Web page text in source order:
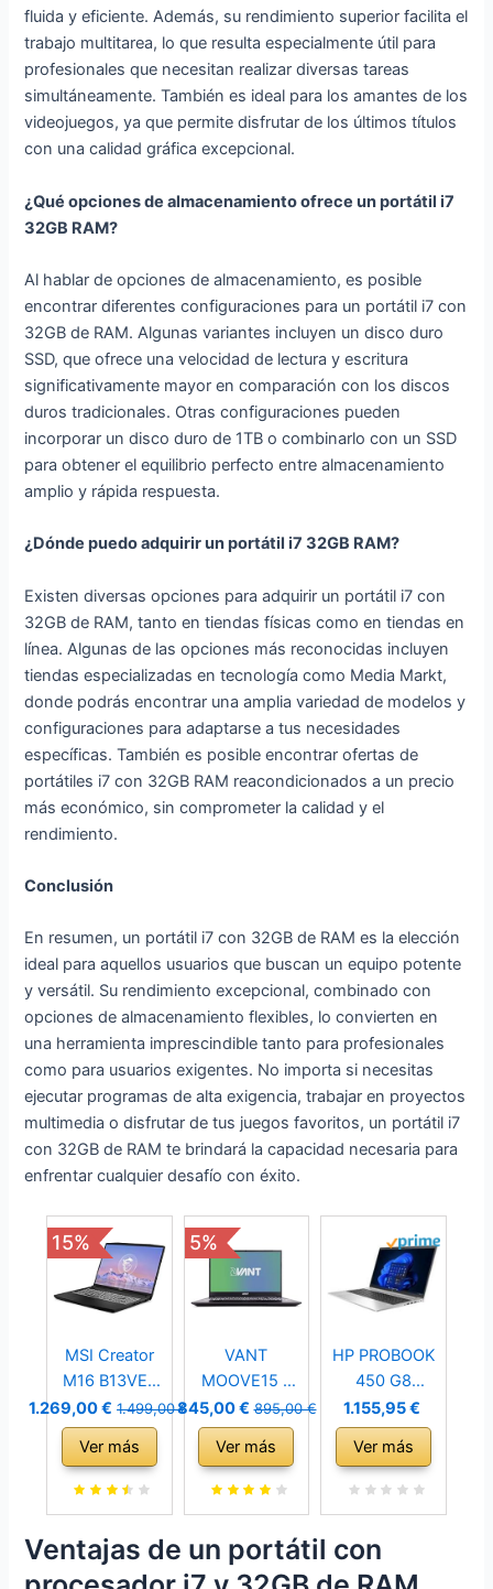
fluida y eficiente. Además, su rendimiento superior facilita el
trabajo multitarea, lo que resulta especialmente útil para
profesionales que necesitan realizar diversas tareas
simultáneamente. También es ideal para los amantes de los
videojuegos, ya que permite disfrutar de los últimos títulos
con una calidad gráfica excepcional.
¿Qué opciones de almacenamiento ofrece un portátil i7
32GB RAM?
Al hablar de opciones de almacenamiento, es posible
encontrar diferentes configuraciones para un portátil i7 con
32GB de RAM. Algunas variantes incluyen un disco duro
SSD, que ofrece una velocidad de lectura y escritura
significativamente mayor en comparación con los discos
duros tradicionales. Otras configuraciones pueden
incorporar un disco duro de 1TB o combinarlo con un SSD
para obtener el equilibrio perfecto entre almacenamiento
amplio y rápida respuesta.
¿Dónde puedo adquirir un portátil i7 32GB RAM?
Existen diversas opciones para adquirir un portátil i7 con
32GB de RAM, tanto en tiendas físicas como en tiendas en
línea. Algunas de las opciones más reconocidas incluyen
tiendas especializadas en tecnología como Media Markt,
donde podrás encontrar una amplia variedad de modelos y
configuraciones para adaptarse a tus necesidades
específicas. También es posible encontrar ofertas de
portátiles i7 con 32GB RAM reacondicionados a un precio
más económico, sin comprometer la calidad y el
rendimiento.
Conclusión
En resumen, un portátil i7 con 32GB de RAM es la elección
ideal para aquellos usuarios que buscan un equipo potente
y versátil. Su rendimiento excepcional, combinado con
opciones de almacenamiento flexibles, lo convierten en
una herramienta imprescindible tanto para profesionales
como para usuarios exigentes. No importa si necesitas
ejecutar programas de alta exigencia, trabajar en proyectos
multimedia o disfrutar de tus juegos favoritos, un portátil i7
con 32GB de RAM te brindará la capacidad necesaria para
enfrentar cualquier desafío con éxito.
15%
MSI Creator
M16 B13VE-
1617XES -
Ordenador
portátil 16' Full
HD+ (Intel
RAM, 1TB SSD,
RTX 4050-
1.269,00 € 1.499,00 €
Ver más
5%
VANT
MOOVE15 -
Ordenador
Portátil 15.6´´
FullHD (Intel
Core i7-1255u,
3200Mhz, 1TB
SSD NVMe
845,00 € 895,00 €
Ver más
HP PROBOOK
450 G8
Laptop 15,6
FHD Display,
Intel Core i7-
1165G7, 32GB
Intel Iris Xe,
Windows 10
1.155,95 €
Ver más
Ventajas de un portátil con